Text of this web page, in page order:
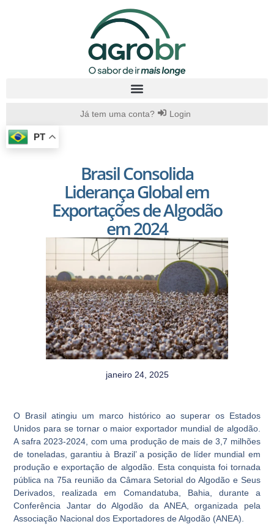
Já tem uma conta? Login
PT
Brasil Consolida
Liderança Global em
Exportações de Algodão
em 2024
janeiro 24, 2025
O Brasil atingiu um marco histórico ao superar os Estados
Unidos para se tornar o maior exportador mundial de algodão.
A safra 2023-2024, com uma produção de mais de 3,7 milhões
de toneladas, garantiu à Brazil’ a posição de líder mundial em
produção e exportação de algodão. Esta conquista foi tornada
pública na 75a reunião da Câmara Setorial do Algodão e Seus
Derivados, realizada em Comandatuba, Bahia, durante a
Conferência Jantar do Algodão da ANEA, organizada pela
Associação Nacional dos Exportadores de Algodão (ANEA).